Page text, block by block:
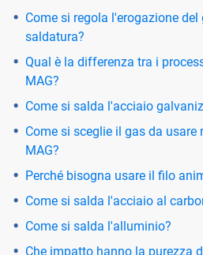
Come si regola l'erogazione del
saldatura?
Qual è la differenza tra i
MAG?
Come si salda l'acciaio
Come si sceglie il gas da usare
MAG?
Perché bisogna usare il filo
Come si salda l'acciaio al
Come si salda l'alluminio?
Che impatto hanno la purezza